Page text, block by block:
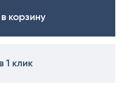
корзину
1 клик